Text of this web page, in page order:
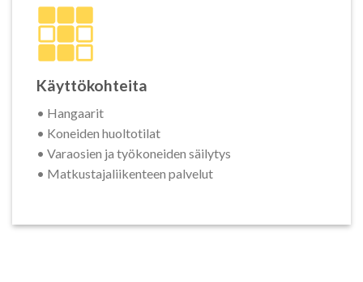
Käyttökohteita
• Hangaarit
• Koneiden huoltotilat
• Varaosien ja työkoneiden säilytys
• Matkustajaliikenteen palvelut